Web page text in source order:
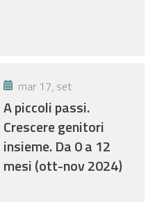
mar 17, set
A piccoli passi.
Crescere genitori
insieme. Da 0 a 12
mesi (ott-nov 2024)